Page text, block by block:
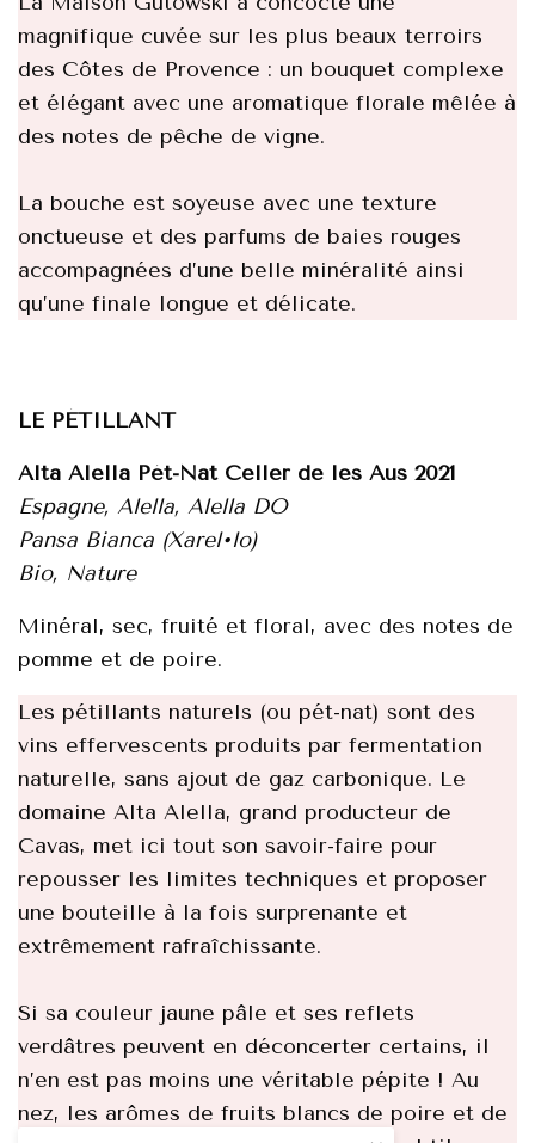
magnifique cuvée sur les plus beaux terroirs
des Côtes de Provence : un bouquet complexe
et élégant avec une aromatique florale mêlée à
des notes de pêche de vigne.
La bouche est soyeuse avec une texture
onctueuse et des parfums de baies rouges
accompagnées d’une belle minéralité ainsi
qu’une finale longue et délicate.
LE PÉTILLANT
Alta Alella Pét-Nat Celler de les Aus 2021
Espagne, Alella, Alella DO
Pansa Bianca (Xarel•lo)
Bio, Nature
Minéral, sec, fruité et floral, avec des notes de
pomme et de poire.
Les pétillants naturels (ou pét-nat) sont des
vins effervescents produits par fermentation
naturelle, sans ajout de gaz carbonique. Le
domaine Alta Alella, grand producteur de
Cavas, met ici tout son savoir-faire pour
repousser les limites techniques et proposer
une bouteille à la fois surprenante et
extrêmement rafraîchissante.
Si sa couleur jaune pâle et ses reflets
verdâtres peuvent en déconcerter certains, il
n’en est pas moins une véritable pépite ! Au
nez, les arômes de fruits blancs de poire et de